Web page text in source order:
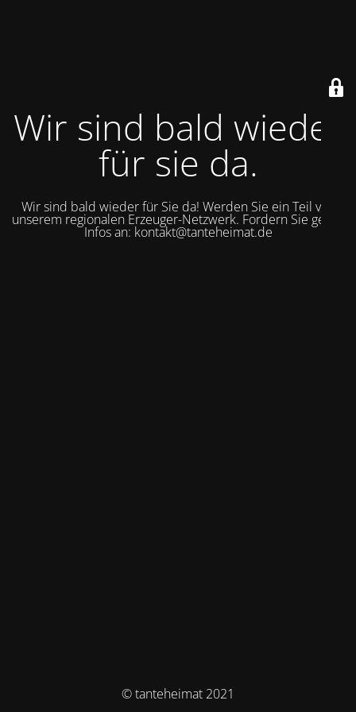
Wir sind bald wieder
für sie da.
Wir sind bald wieder für Sie da! Werden Sie ein Teil von
unserem regionalen Erzeuger-Netzwerk. Fordern Sie gerne
Infos an: kontakt@tanteheimat.de
© tanteheimat 2021